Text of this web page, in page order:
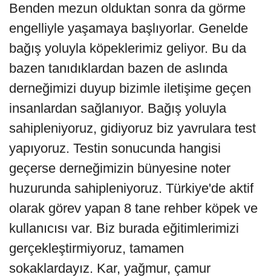
Benden mezun olduktan sonra da görme
engelliyle yaşamaya başlıyorlar. Genelde
bağış yoluyla köpeklerimiz geliyor. Bu da
bazen tanıdıklardan bazen de aslında
derneğimizi duyup bizimle iletişime geçen
insanlardan sağlanıyor. Bağış yoluyla
sahipleniyoruz, gidiyoruz biz yavrulara test
yapıyoruz. Testin sonucunda hangisi
geçerse derneğimizin bünyesine noter
huzurunda sahipleniyoruz. Türkiye'de aktif
olarak görev yapan 8 tane rehber köpek ve
kullanıcısı var. Biz burada eğitimlerimizi
gerçekleştirmiyoruz, tamamen
sokaklardayız. Kar, yağmur, çamur